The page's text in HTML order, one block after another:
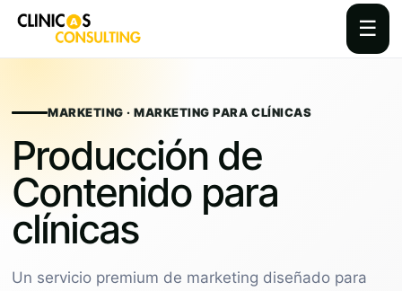
☰
contentMARKETING · MARKETING PARA CLÍNICAS
Producción de
Contenido para
clínicas
Un servicio premium de marketing diseñado para